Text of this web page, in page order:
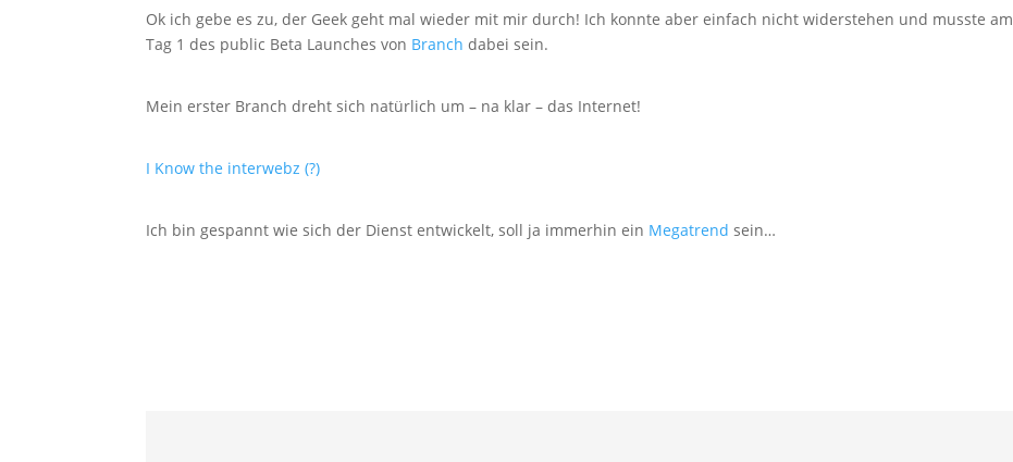
Ok ich gebe es zu, der Geek geht mal wieder mit mir durch! Ich konnte aber einfach nicht widerstehen und musste am
Tag 1 des public Beta Launches von Branch dabei sein.
Mein erster Branch dreht sich natürlich um – na klar – das Internet!
I Know the interwebz (?)
Ich bin gespannt wie sich der Dienst entwickelt, soll ja immerhin ein Megatrend sein…